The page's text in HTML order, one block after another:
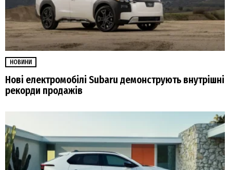
НОВИНИ
Нові електромобілі Subaru демонструють внутрішні
рекорди продажів